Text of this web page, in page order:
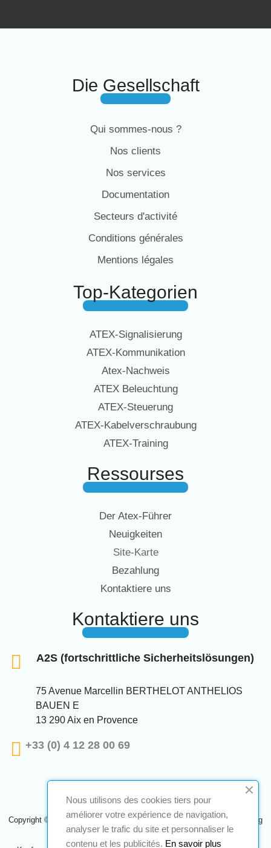
Die Gesellschaft
Qui sommes-nous ?
Nos clients
Nos services
Documentation
Secteurs d'activité
Conditions générales
Mentions légales
Top-Kategorien
ATEX-Signalisierung
ATEX-Kommunikation
Atex-Nachweis
ATEX Beleuchtung
ATEX-Steuerung
ATEX-Kabelverschraubung
ATEX-Training
Ressourses
Der Atex-Führer
Neuigkeiten
Site-Karte
Bezahlung
Kontaktiere uns
Kontaktiere uns
A2S (fortschrittliche Sicherheitslösungen)
75 Avenue Marcellin BERTHELOT ANTHELIOS
BAUEN E
13 290 Aix en Provence
+33 (0) 4 12 28 00 69
Copyright © 2024 A2S ATEX. Alle Rechte vorbehalten. Eine Realisierung
Navilog
Nous utilisons des cookies tiers pour
améliorer votre expérience de navigation,
analyser le trafic du site et personnaliser le
contenu et les publicités. En savoir plus